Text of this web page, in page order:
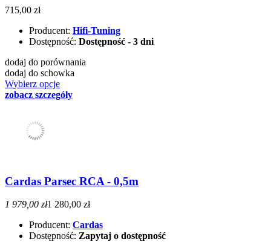
715,00 zł
Producent: Hifi-Tuning
Dostępność: Dostępność - 3 dni
dodaj do porównania
dodaj do schowka
Wybierz opcje
zobacz szczegóły
Cardas Parsec RCA - 0,5m
1 979,00 zł1 280,00 zł
Producent: Cardas
Dostępność: Zapytaj o dostępność